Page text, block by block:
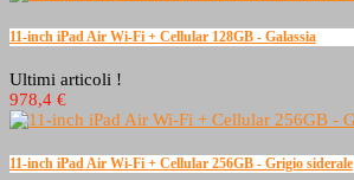
11-inch iPad Air Wi-Fi + Cellular 128GB - Galassia
Ultimi articoli !
978,4 €
11-inch iPad Air Wi-Fi + Cellular 256GB - Grigio siderale